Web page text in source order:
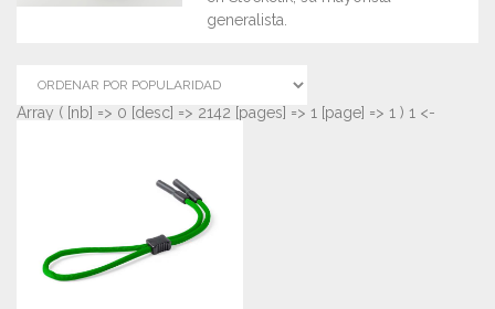
generalista.
Array ( [nb] => 0 [desc] => 2142 [pages] => 1 [page] => 1 ) 1 <-